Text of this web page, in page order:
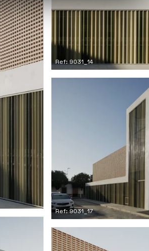
Ref: 9031_14
Ref: 9031_17